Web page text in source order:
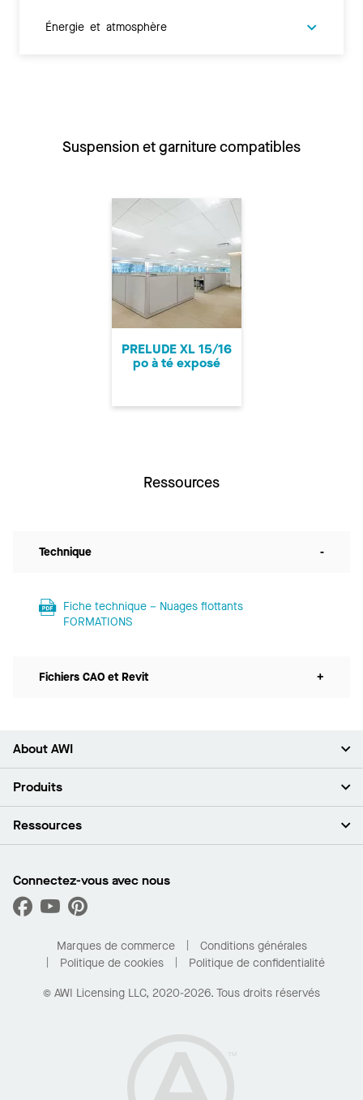
Énergie et atmosphère
Suspension et garniture compatibles
PRELUDE XL 15/16
po à té exposé
Ressources
Technique -
Fiche technique – Nuages flottants
FORMATIONS
Fichiers CAO et Revit +
About AWI
À propos de nous
Espace presse
Quelles sont mes options d’achat?
Produits
Plafonds
Capacités sur mesure
Performance
Ressources
Trouver un distributeur
Trouver un distributeur
Pour la maison
Connectez-vous avec nous
Marques de commerce
Conditions générales
Politique de cookies
Politique de confidentialité
© AWI Licensing LLC, 2020-2026. Tous droits réservés